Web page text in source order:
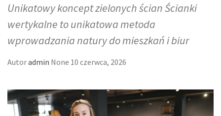
Unikatowy koncept zielonych ścian Ścianki
wertykalne to unikatowa metoda
wprowadzania natury do mieszkań i biur
Autoradmin None 10 czerwca, 2026